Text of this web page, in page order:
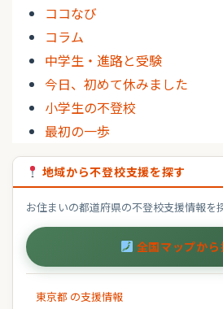
ココなび
コラム
中学生・進路と受験
今日、初めて休みました
小学生の不登校
最初の一歩
地域から不登校支援を探す
お住まいの都道府県の不登校支援情報を
全国マップから
東京都 の支援情報